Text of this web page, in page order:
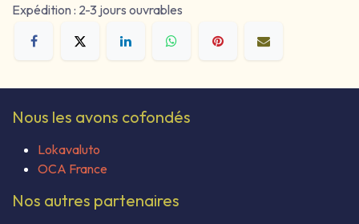
Expédition : 2-3 jours ouvrables
Nous les avons cofondés
Lokavaluto
OCA France
Nos autres partenaires